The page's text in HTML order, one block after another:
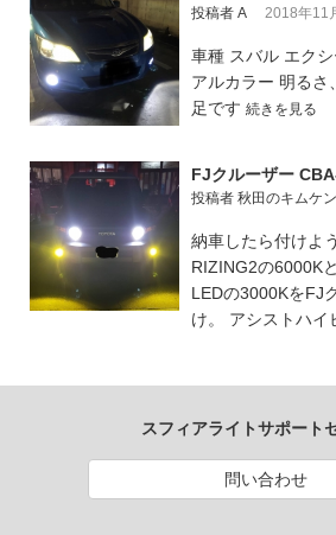
投稿者 A 2018年11
車種 スバル エク
アルカラー 明るさ
足です 続きを見る
FJクルーザー
投稿者 秋田のキムケン
納車したら付けよ
RIZING2の6000K
LEDの3000KをFJ
け。 アシストハイ
スフィアライトサポート
問い合わせ